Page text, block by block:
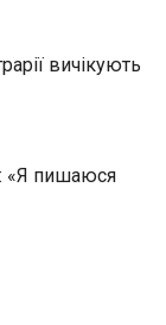
вичікують
«Я пишаюся